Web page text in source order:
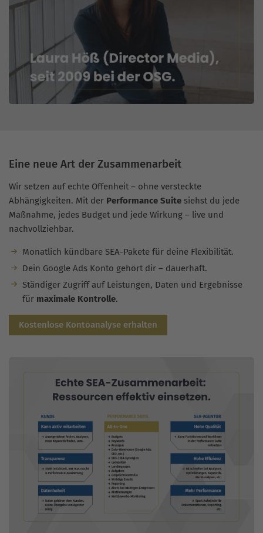
Eine neue Art der Zusammenarbeit
Wir setzen auf echte Offenheit – ohne versteckte
Abhängigkeiten. Mit der Performance Suite siehst du jede
Maßnahme, jedes Budget und jede Wirkung – live und
nachvollziehbar.
Monatlich kündbare SEA-Pakete für deine Flexibilität.
Dein Google Ads Konto gehört dir – dauerhaft.
Ständiger Zugriff auf Leistungen, Daten und Ergebnisse
für maximale Kontrolle.
Kostenlose Kontoanalyse erhalten